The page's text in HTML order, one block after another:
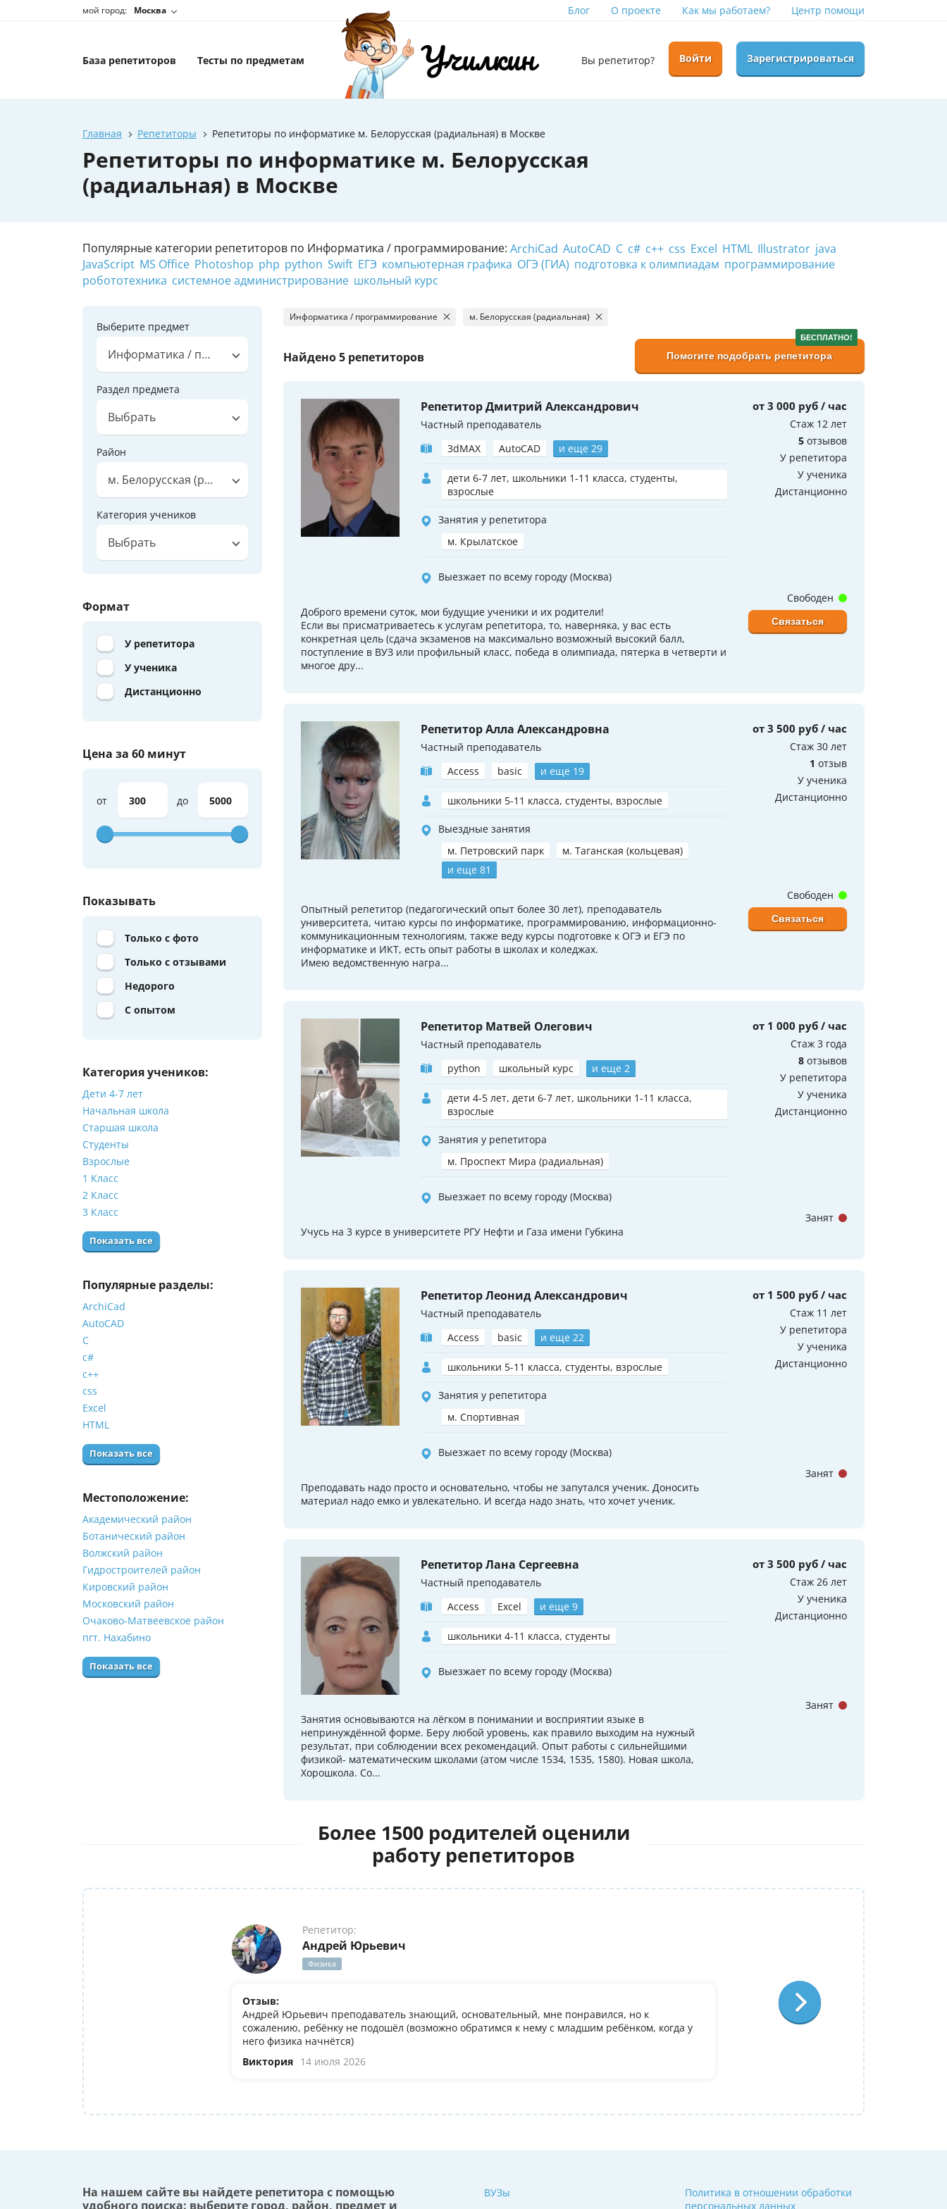
мой город: Москва Блог О проекте Как мы работаем? Центр помощи
База репетиторов Тесты по предметам Вы репетитор? Войти Зарегистрироваться
Главная Репетиторы Репетиторы по информатике м. Белорусская (радиальная) в Москве
Репетиторы по информатике м. Белорусская
(радиальная) в Москве
Популярные категории репетиторов по Информатика / программирование: ArchiCad AutoCAD C c# c++ css Excel HTML Illustrator java
JavaScript MS Office Photoshop php python Swift ЕГЭ компьютерная графика ОГЭ (ГИА) подготовка к олимпиадам программирование
робототехника системное администрирование школьный курс
Выберите предмет
Информатика / программирование
Раздел предмета
Выбрать
Район
м. Белорусская (радиальная)
Категория учеников
Выбрать
Формат
У репетитора
У ученика
Дистанционно
Цена за 60 минут
от до
Показывать
Только с фото
Только с отзывами
Недорого
С опытом
Категория учеников:
Дети 4-7 лет
Начальная школа
Старшая школа
Студенты
Взрослые
1 Класс
2 Класс
3 Класс
Показать все
Популярные разделы:
ArchiCad
AutoCAD
C
c#
c++
css
Excel
HTML
Показать все
Местоположение:
Академический район
Ботанический район
Волжский район
Гидростроителей район
Кировский район
Московский район
Очаково-Матвеевское район
пгт. Нахабино
Показать все
Информатика / программирование м. Белорусская (радиальная)
Найдено5 репетиторов
БЕСПЛАТНО!
Помогите подобрать репетитора
Репетитор Дмитрий Александрович
Частный преподаватель
3dMAX
AutoCAD и еще 29
дети 6-7 лет, школьники 1-11 класса, студенты,
взрослые
Занятия у репетитора
м. Крылатское
Выезжает по всему городу (Москва)
от 3 000 руб / час
Стаж 12 лет
5 отзывов
У репетитора
У ученика
Дистанционно
Доброго времени суток, мои будущие ученики и их родители!
Если вы присматриваетесь к услугам репетитора, то, наверняка, у вас есть
конкретная цель (сдача экзаменов на максимально возможный высокий балл,
поступление в ВУЗ или профильный класс, победа в олимпиада, пятерка в четверти и
многое дру...
Свободен
Связаться
Репетитор Алла Александровна
Частный преподаватель
Access
basic и еще 19
школьники 5-11 класса, студенты, взрослые
Выездные занятия
м. Петровский парк
м. Таганская (кольцевая)
и еще 81
от 3 500 руб / час
Стаж 30 лет
1 отзыв
У ученика
Дистанционно
Опытный репетитор (педагогический опыт более 30 лет), преподаватель
университета, читаю курсы по информатике, программированию, информационно-
коммуникационным технологиям, также веду курсы подготовке к ОГЭ и ЕГЭ по
информатике и ИКТ, есть опыт работы в школах и коледжах.
Имею ведомственную награ...
Свободен
Связаться
Репетитор Матвей Олегович
Частный преподаватель
python
школьный курс и еще 2
дети 4-5 лет, дети 6-7 лет, школьники 1-11 класса,
взрослые
Занятия у репетитора
м. Проспект Мира (радиальная)
Выезжает по всему городу (Москва)
от 1 000 руб / час
Стаж 3 года
8 отзывов
У репетитора
У ученика
Дистанционно
Учусь на 3 курсе в университете РГУ Нефти и Газа имени Губкина
Занят
Репетитор Леонид Александрович
Частный преподаватель
Access
basic и еще 22
школьники 5-11 класса, студенты, взрослые
Занятия у репетитора
м. Спортивная
Выезжает по всему городу (Москва)
от 1 500 руб / час
Стаж 11 лет
У репетитора
У ученика
Дистанционно
Преподавать надо просто и основательно, чтобы не запутался ученик. Доносить
материал надо емко и увлекательно. И всегда надо знать, что хочет ученик.
Занят
Репетитор Лана Сергеевна
Частный преподаватель
Access
Excel и еще 9
школьники 4-11 класса, студенты
Выезжает по всему городу (Москва)
от 3 500 руб / час
Стаж 26 лет
У ученика
Дистанционно
Занятия основываются на лёгком в понимании и восприятии языке в
непринуждённой форме. Беру любой уровень, как правило выходим на нужный
результат, при соблюдении всех рекомендаций. Опыт работы с сильнейшими
физикой- математическим школами (атом числе 1534, 1535, 1580). Новая школа,
Хорошкола. Со...
Занят
Более 1500 родителей оценили
работу репетиторов
Репетитор:
Андрей Юрьевич
Физика
Отзыв:
Андрей Юрьевич преподаватель знающий, основательный, мне понравился, но к
сожалению, ребёнку не подошёл (возможно обратимся к нему с младшим ребёнком, когда у
него физика начнётся)
Виктория 14 июля 2026
Ольга Александровна
У дочери есть желание поступить в it
олимпиадеого уровня 7 и 8 класс за
9. Искали посильнее преподавателя
Ольгой Александровне! Спасибо!
На нашем сайте вы найдете репетитора с помощью
удобного поиска: выберите город, район, предмет и
ВУЗы
Политика в отношении обработки
персональных данных